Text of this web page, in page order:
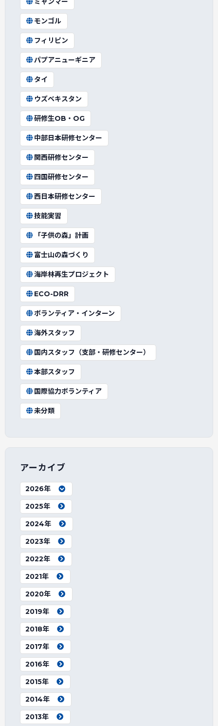
モンゴル
フィリピン
パプアニューギニア
タイ
ウズベキスタン
研修生OB・OG
中部日本研修センター
関西研修センター
四国研修センター
西日本研修センター
技能実習
「子供の森」計画
富士山の森づくり
海岸林再生プロジェクト
ECO-DRR
ボランティア・インターン
海外スタッフ
国内スタッフ（支部・研修センター）
本部スタッフ
国際協力ボランティア
未分類
アーカイブ
2026年
2025年
2024年
2023年
2022年
2021年
2020年
2019年
2018年
2017年
2016年
2015年
2014年
2013年